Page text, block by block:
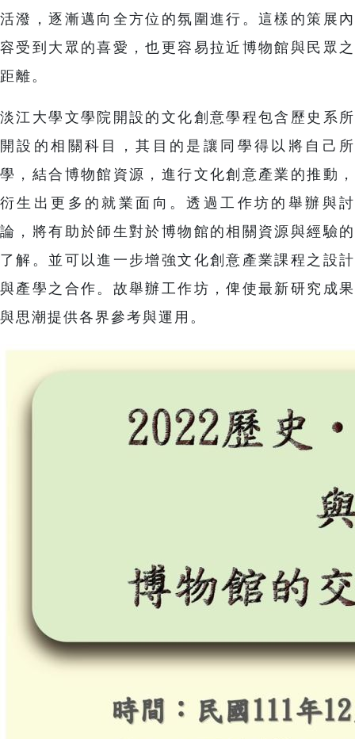
活潑，逐漸邁向全方位的氛圍進行。這樣的策展內
容受到大眾的喜愛，也更容易拉近博物館與民眾之
距離。
淡江大學文學院開設的文化創意學程包含歷史系所
開設的相關科目，其目的是讓同學得以將自己所
學，結合博物館資源，進行文化創意產業的推動，
衍生出更多的就業面向。透過工作坊的舉辦與討
論，將有助於師生對於博物館的相關資源與經驗的
了解。並可以進一步增強文化創意產業課程之設計
與產學之合作。故舉辦工作坊，俾使最新研究成果
與思潮提供各界參考與運用。